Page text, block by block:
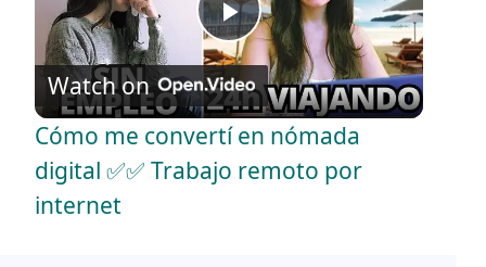
P
l
a
Watch on
Cómo me convertí en nómada
digital ✅✅ Trabajo remoto por
internet